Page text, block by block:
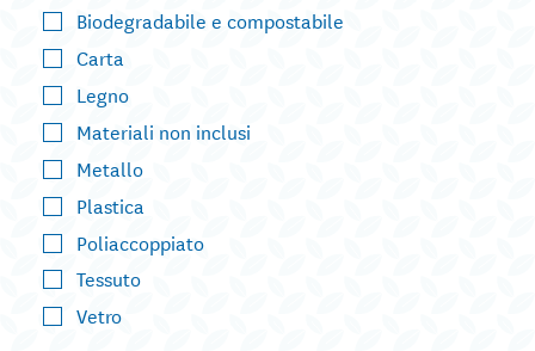
Biodegradabile e compostabile
Carta
Legno
Materiali non inclusi
Metallo
Plastica
Poliaccoppiato
Tessuto
Vetro